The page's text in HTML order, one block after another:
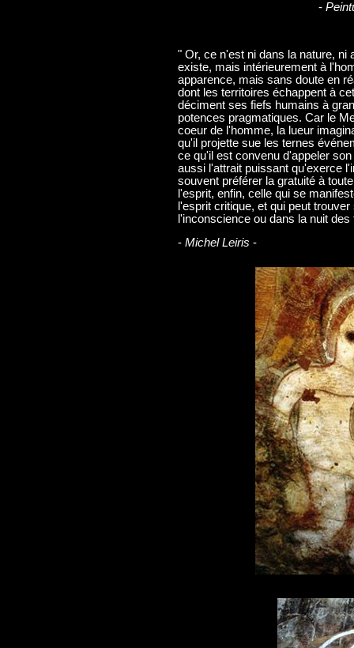
-
" Or, ce n'est ni dans la nature, ni
existe, mais intérieurement à
apparence, mais sans doute en
dont les territoires échappent à
déciment ses fiefs humains à
potences pragmatiques. Car le
coeur de l'homme, la lueur
qu'il projette sue les ternes
ce qu'il est convenu d'appeler
aussi l'attrait puissant qu'exerce
souvent préférer la gratuité à
l'esprit, enfin, celle qui se
l'esprit critique, et qui peut
l'inconscience ou dans la nuit des
- Michel Leiris -